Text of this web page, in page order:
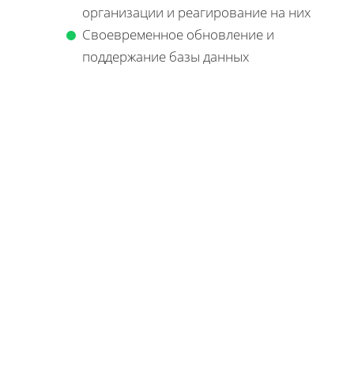
организации и реагирование на них
Своевременное обновление и
поддержание базы данных